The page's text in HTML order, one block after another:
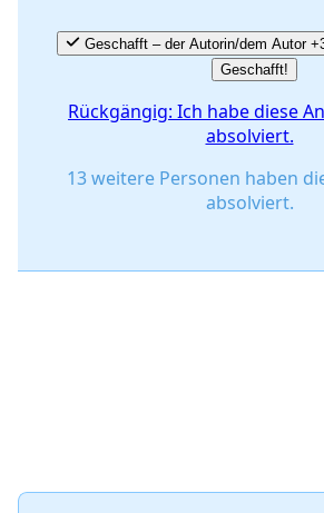
Geschafft – der Autorin/dem Autor
Geschafft!
Rückgängig: Ich habe diese
absolviert.
13 weitere Personen haben
absolviert.